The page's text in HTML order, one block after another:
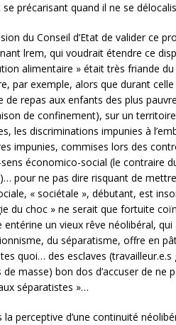
précarisant quand il ne se
du Conseil d’Etat de valider ce
lrem, qui voudrait étendre ce
alimentaire » était très friande
par exemple, alors que durant
de repas aux enfants des plus
de confinement), sur un
les discriminations impunies à
impunies, commises lors des
économico-social (le contraire
pour ne pas dire risquant de
« sociétale », débutant, est
du choc » ne serait que fortuite
entérine un vieux rêve néolibéral,
du séparatisme, offre en
quoi… des esclaves
de masse) bon dos d’accuser de ne
séparatistes »…
la perceptive d’une continuité